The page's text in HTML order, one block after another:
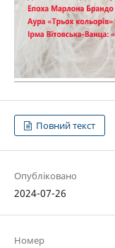
Повний текст
Опубліковано
2024-07-26
Номер